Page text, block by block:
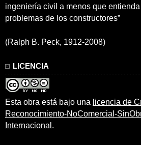
ingeniería civil a menos que
problemas de los constructores”
(Ralph B. Peck, 1912-2008)
LICENCIA
Esta obra está bajo una licencia de
Reconocimiento-NoComercial-
Internacional .